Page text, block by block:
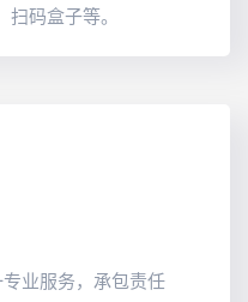
码盒子等。
业服务，承包责任